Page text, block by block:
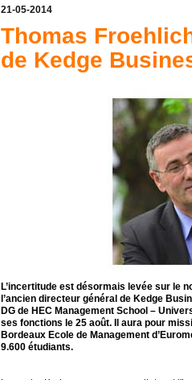
21-05-2014
Thomas
de Kedge
L’incertitude est désormais levée sur le
l’ancien directeur général de Kedge
DG de HEC Management School –
ses fonctions le 25 août. Il aura pour
Bordeaux Ecole de Management
9.600 étudiants.